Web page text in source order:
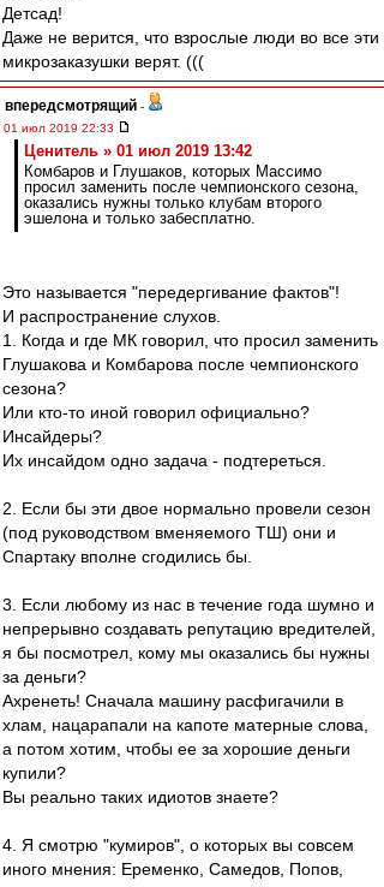
Детсад!
Даже не верится, что взрослые люди во все эти
микрозаказушки верят. (((
впередсмотрящий -
01 июл 2019 22:33
Ценитель » 01 июл 2019 13:42
Комбаров и Глушаков, которых Массимо
просил заменить после чемпионского сезона,
оказались нужны только клубам второго
эшелона и только забесплатно.
Это называется "передергивание фактов"!
И распространение слухов.
1. Когда и где МК говорил, что просил заменить
Глушакова и Комбарова после чемпионского
сезона?
Или кто-то иной говорил официально?
Инсайдеры?
Их инсайдом одно задача - подтереться.
2. Если бы эти двое нормально провели сезон
(под руководством вменяемого ТШ) они и
Спартаку вполне сгодились бы.
3. Если любому из нас в течение года шумно и
непрерывно создавать репутацию вредителей,
я бы посмотрел, кому мы оказались бы нужны
за деньги?
Ахренеть! Сначала машину расфигачили в
хлам, нацарапали на капоте матерные слова,
а потом хотим, чтобы ее за хорошие деньги
купили?
Вы реально таких идиотов знаете?
4. Я смотрю "кумиров", о которых вы совсем
иного мнения: Еременко, Самедов, Попов,